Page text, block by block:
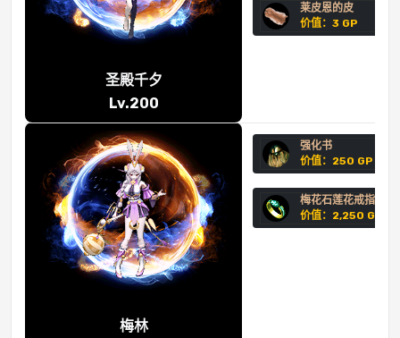
圣殿千夕
Lv.200
莱皮恩的皮
价值：3 GP
梅林
强化书
价值：250 GP
梅花石莲花戒指
价值：2,250 GP